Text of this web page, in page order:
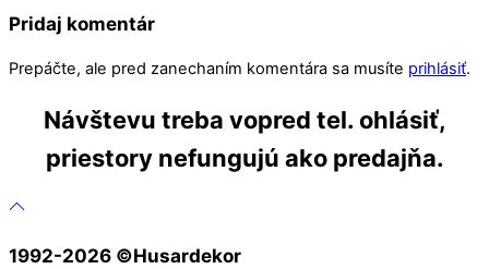
Pridaj komentár
Prepáčte, ale pred zanechaním komentára sa musíte prihlásiť.
Návštevu treba vopred tel. ohlásiť,
priestory nefungujú ako predajňa.
1992-2026 ©️Husardekor